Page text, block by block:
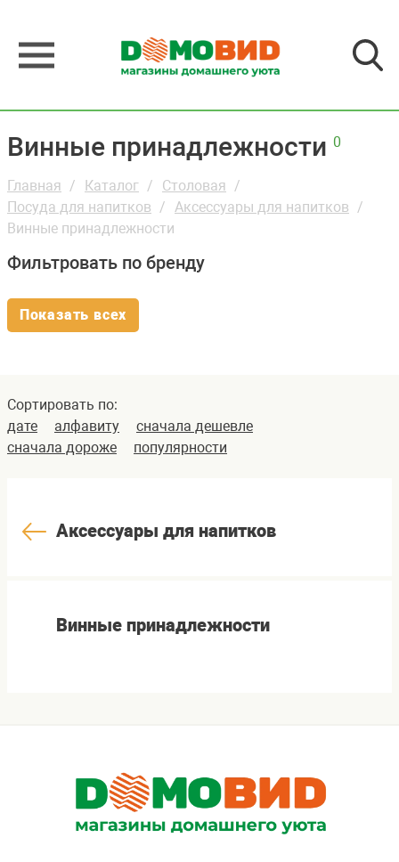
Винные принадлежности 0
Главная Каталог
Столовая
Посуда для напитков
Аксессуары для напитков
Винные принадлежности
Фильтровать по бренду
Показать всех
Сортировать по:
дате
алфавиту
сначала дешевле
сначала дороже
популярности
Аксессуары для напитков
Винные принадлежности